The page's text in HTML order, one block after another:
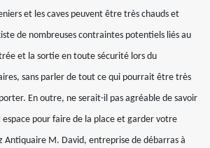
et les caves peuvent être très chauds et
de nombreuses contraintes potentiels liés au
et la sortie en toute sécurité lors du
sans parler de tout ce qui pourrait être très
En outre, ne serait-il pas agréable de savoir
espace pour faire de la place et garder votre
Antiquaire M. David, entreprise de débarras à